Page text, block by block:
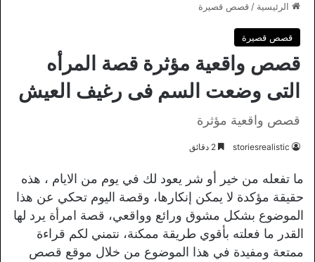
الرئيسية / قصص قصيرة
قصص قصيرة
قصص واقعية مؤثرة قصة المرأه
التى وضعت السم فى رغيف العيش
قصص واقعية مؤثرة
storiesrealistic
ما تفعله من خير أو شر يعود لك في يوم من الايام ، هذه
حقيقة مؤكدة لا يمكن إنكارها، وقصة اليوم تحكي عن هذا
الموضوع بشكل مشوق ورائع وواقعي، قصة امرأة يرد لها
القدر ما فعلته بأقوي طريقة ممكنة، نتمني لكم قراءة
ممتعة ومفيدة في هذا الموضوع من خلال موقع قصص